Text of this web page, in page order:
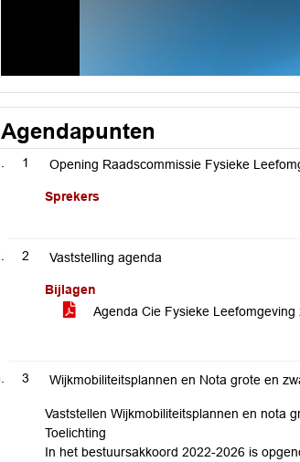
Agendapunten
1 Opening Raadscommissie Fysieke
Sprekers
2 Vaststelling agenda
Bijlagen
Agenda Cie Fysieke
3 Wijkmobiliteitsplannen en Nota grote en
Vaststellen Wijkmobiliteitsplannen en nota
Toelichting
In het bestuursakkoord 2022-2026 is